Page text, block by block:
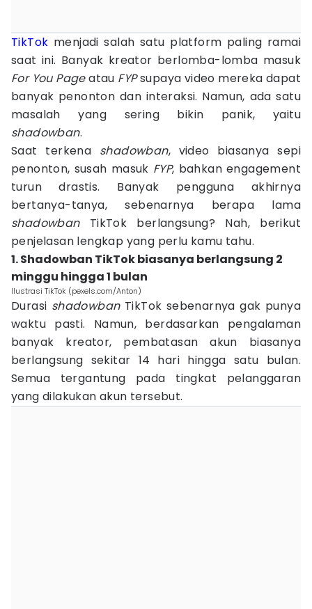
TikTok menjadi salah satu platform paling ramai
saat ini. Banyak kreator berlomba-lomba masuk
For You Pageatau FYPsupaya video mereka dapat
banyak penonton dan interaksi. Namun, ada satu
masalah yang sering bikin panik, yaitu
shadowban.
Saat terkena shadowban, video biasanya sepi
penonton, susah masuk FYP, bahkan engagement
turun drastis. Banyak pengguna akhirnya
bertanya-tanya, sebenarnya berapa lama
shadowbanTikTok berlangsung? Nah, berikut
penjelasan lengkap yang perlu kamu tahu.
1. Shadowban TikTok biasanya berlangsung 2
minggu hingga 1 bulan
Ilustrasi TikTok (pexels.com/Anton)
Durasi shadowbanTikTok sebenarnya gak punya
waktu pasti. Namun, berdasarkan pengalaman
banyak kreator, pembatasan akun biasanya
berlangsung sekitar 14 hari hingga satu bulan.
Semua tergantung pada tingkat pelanggaran
yang dilakukan akun tersebut.